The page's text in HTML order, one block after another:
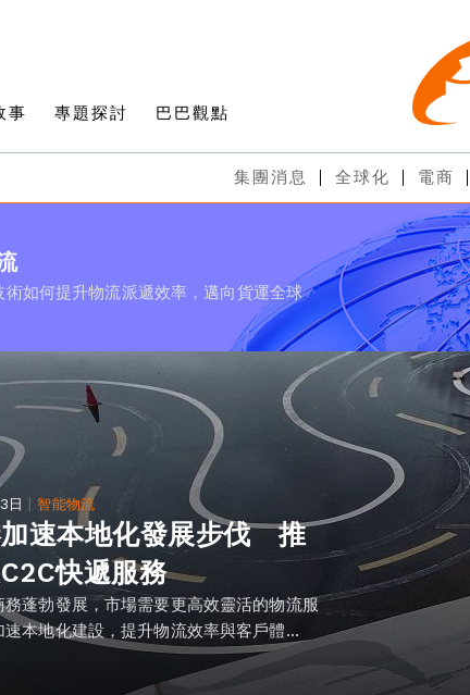
事 專題探討 巴巴觀點
集團消息 全球化 電商
術如何提升物流派遞效率，邁向貨運全球
日 |智能物流
速本地化發展步伐 推
快遞服務
蓬勃發展，市場需要更高效靈活的物流服
本地化建設，提升物流效率與客戶體...